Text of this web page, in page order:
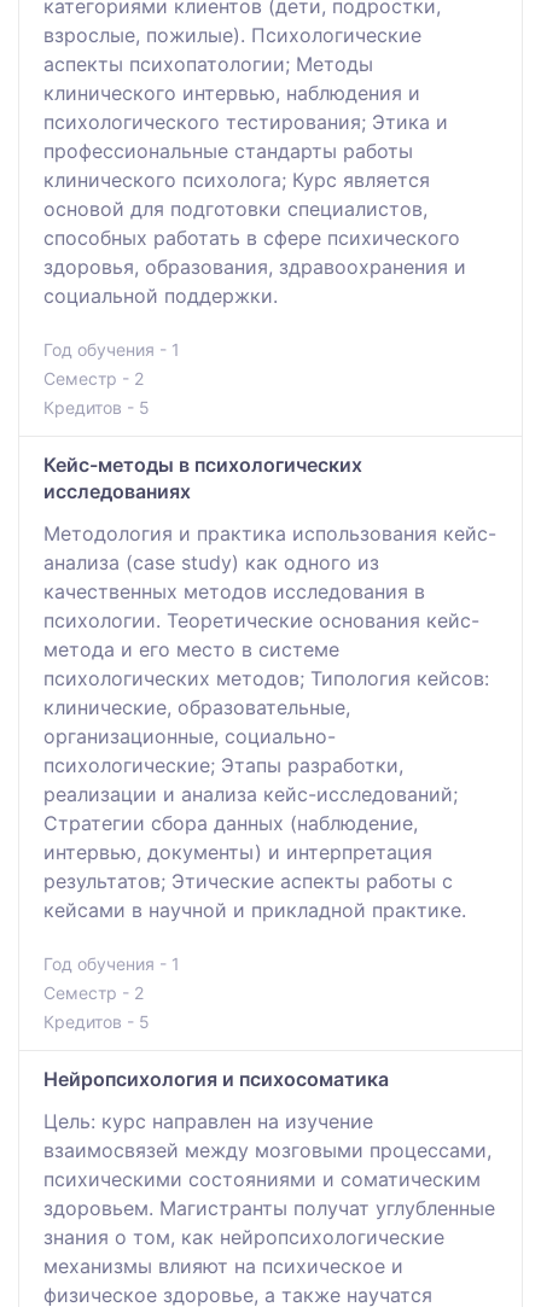
категориями клиентов (дети, подростки,
взрослые, пожилые). Психологические
аспекты психопатологии; Методы
клинического интервью, наблюдения и
психологического тестирования; Этика и
профессиональные стандарты работы
клинического психолога; Курс является
основой для подготовки специалистов,
способных работать в сфере психического
здоровья, образования, здравоохранения и
социальной поддержки.
Год обучения - 1
Семестр - 2
Кредитов - 5
Кейс-методы в психологических
исследованиях
Методология и практика использования кейс-
анализа (case study) как одного из
качественных методов исследования в
психологии. Теоретические основания кейс-
метода и его место в системе
психологических методов; Типология кейсов:
клинические, образовательные,
организационные, социально-
психологические; Этапы разработки,
реализации и анализа кейс-исследований;
Стратегии сбора данных (наблюдение,
интервью, документы) и интерпретация
результатов; Этические аспекты работы с
кейсами в научной и прикладной практике.
Год обучения - 1
Семестр - 2
Кредитов - 5
Нейропсихология и психосоматика
Цель: курс направлен на изучение
взаимосвязей между мозговыми процессами,
психическими состояниями и соматическим
здоровьем. Магистранты получат углубленные
знания о том, как нейропсихологические
механизмы влияют на психическое и
физическое здоровье, а также научатся